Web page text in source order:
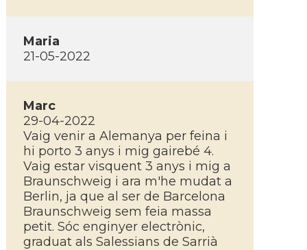
Maria
21-05-2022
Marc
29-04-2022
Vaig venir a Alemanya per feina i
hi porto 3 anys i mig gairebé 4.
Vaig estar visquent 3 anys i mig a
Braunschweig i ara m'he mudat a
Berlin, ja que al ser de Barcelona
Braunschweig sem feia massa
petit. Sóc enginyer electrònic,
graduat als Salessians de Sarrià